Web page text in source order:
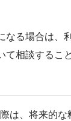
なる場合は、
て相談するこ
は、将来的な